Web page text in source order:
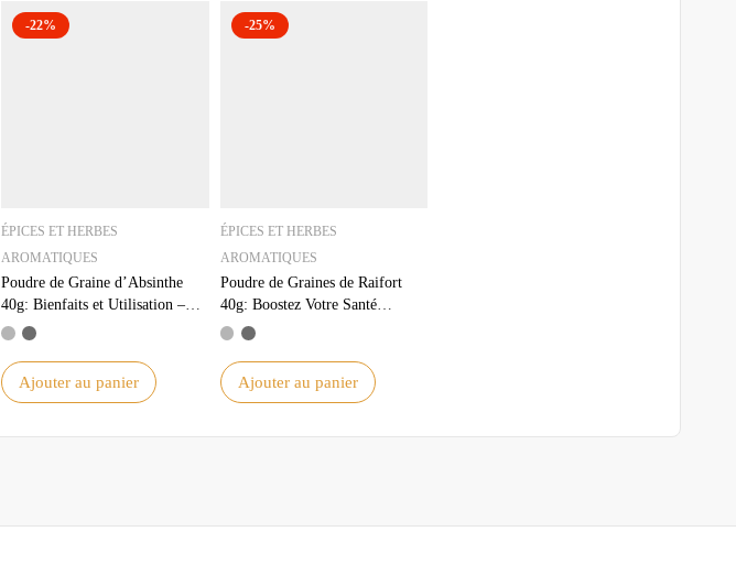
-22%
ÉPICES ET HERBES
AROMATIQUES
Poudre de Graine d’Absinthe
40g: Bienfaits et Utilisation –
Qualité Supérieure
Ajouter au panier
-25%
ÉPICES ET HERBES
AROMATIQUES
Poudre de Graines de Raifort
40g: Boostez Votre Santé
Naturellement
Ajouter au panier